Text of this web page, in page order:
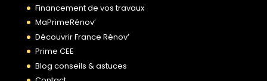
Financement de vos travaux
MaPrimeRénov’
Découvrir France Rénov’
Prime CEE
Blog conseils & astuces